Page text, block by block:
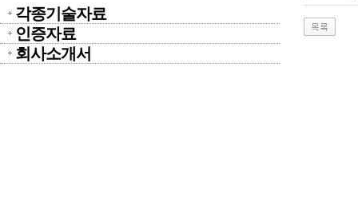
각종기술자료
인증자료
회사소개서